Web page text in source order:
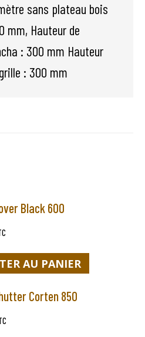
sans plateau bois
mm, Hauteur de
: 300 mm Hauteur
: 300 mm
Black 600
AU PANIER
Corten 850